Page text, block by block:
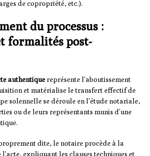
de copropriété, etc.).
du processus :
formalités post-
authentiquereprésente l’aboutissement
et matérialise le transfert effectif de
solennelle se déroule en l’étude notariale,
ou de leurs représentants munis d’une
dite, le notaire procède à la
expliquant les clauses techniques et